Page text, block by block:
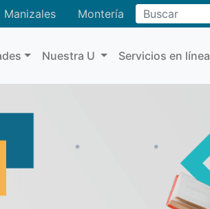
Manizales MonteríaBuscar
Nuestra U Servicios en línea